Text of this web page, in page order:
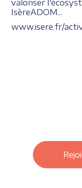
valoriser
IsèreADOM...
www.isere.fr/